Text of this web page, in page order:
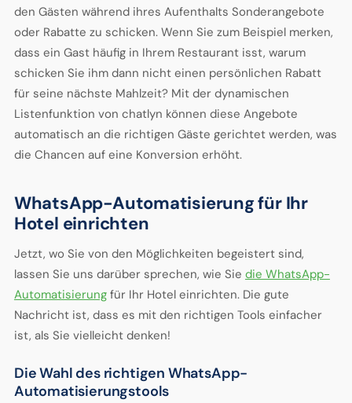
den Gästen während ihres Aufenthalts Sonderangebote
oder Rabatte zu schicken. Wenn Sie zum Beispiel merken,
dass ein Gast häufig in Ihrem Restaurant isst, warum
schicken Sie ihm dann nicht einen persönlichen Rabatt
für seine nächste Mahlzeit? Mit der dynamischen
Listenfunktion von chatlyn können diese Angebote
automatisch an die richtigen Gäste gerichtet werden, was
die Chancen auf eine Konversion erhöht.
WhatsApp-Automatisierung für Ihr
Hotel einrichten
Jetzt, wo Sie von den Möglichkeiten begeistert sind,
lassen Sie uns darüber sprechen, wie Sie die WhatsApp-
Automatisierungfür Ihr Hotel einrichten. Die gute
Nachricht ist, dass es mit den richtigen Tools einfacher
ist, als Sie vielleicht denken!
Die Wahl des richtigen WhatsApp-
Automatisierungstools